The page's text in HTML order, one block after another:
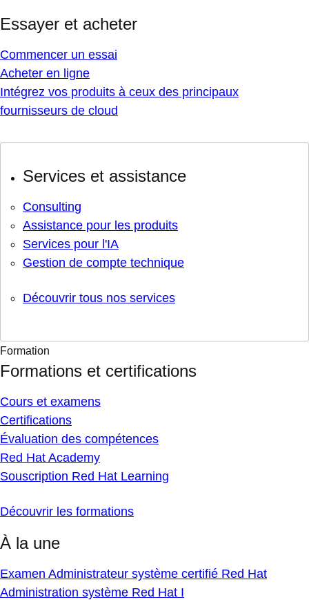
Essayer et acheter
Commencer un essai
Acheter en ligne
Intégrez vos produits à ceux des principaux
fournisseurs de cloud
Services et assistance
Consulting
Assistance pour les produits
Services pour l'IA
Gestion de compte technique
Découvrir tous nos services
Formation
Formations et certifications
Cours et examens
Certifications
Évaluation des compétences
Red Hat Academy
Souscription Red Hat Learning
Découvrir les formations
À la une
Examen Administrateur système certifié Red Hat
Administration système Red Hat I